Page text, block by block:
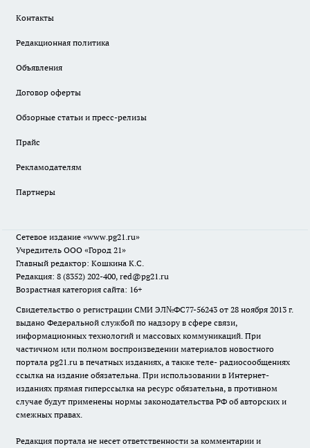
Контакты
Редакционная политика
Объявления
Договор оферты
Обзорные статьи и пресс-релизы
Прайс
Рекламодателям
Партнеры
Сетевое издание «www.pg21.ru»
Учредитель ООО «Город 21»
Главный редактор: Кошкина К.С.
Редакция: 8 (8352) 202-400, red@pg21.ru
Возрастная категория сайта: 16+
Свидетельство о регистрации СМИ ЭЛ№ФС77-56243 от 28 ноября 2013 г.
выдано Федеральной службой по надзору в сфере связи,
информационных технологий и массовых коммуникаций. При
частичном или полном воспроизведении материалов новостного
портала pg21.ru в печатных изданиях, а также теле- радиосообщениях
ссылка на издание обязательна. При использовании в Интернет-
изданиях прямая гиперссылка на ресурс обязательна, в противном
случае будут применены нормы законодательства РФ об авторских и
смежных правах.
Редакция портала не несет ответственности за комментарии и